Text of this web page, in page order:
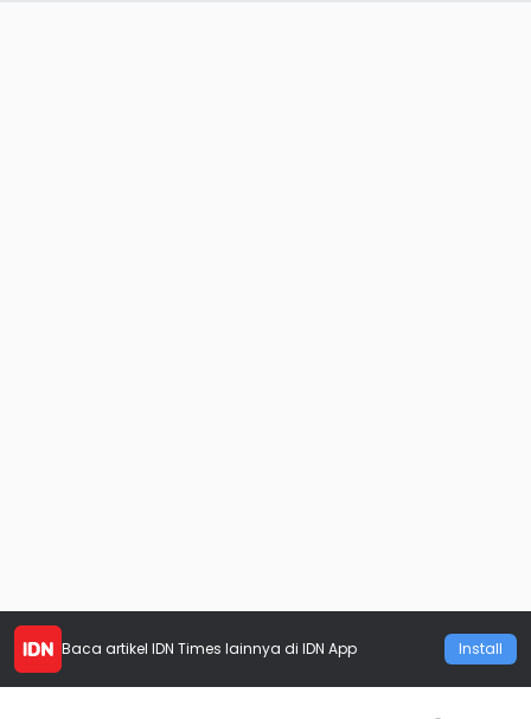
Baca artikel IDN Times lainnya di IDN App Install